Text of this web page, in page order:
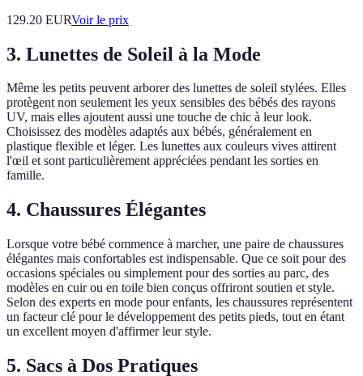
129.20 EURVoir le prix
3. Lunettes de Soleil à la Mode
Même les petits peuvent arborer des lunettes de soleil stylées. Elles
protègent non seulement les yeux sensibles des bébés des rayons
UV, mais elles ajoutent aussi une touche de chic à leur look.
Choisissez des modèles adaptés aux bébés, généralement en
plastique flexible et léger. Les lunettes aux couleurs vives attirent
l'œil et sont particulièrement appréciées pendant les sorties en
famille.
4. Chaussures Élégantes
Lorsque votre bébé commence à marcher, une paire de chaussures
élégantes mais confortables est indispensable. Que ce soit pour des
occasions spéciales ou simplement pour des sorties au parc, des
modèles en cuir ou en toile bien conçus offriront soutien et style.
Selon des experts en mode pour enfants, les chaussures représentent
un facteur clé pour le développement des petits pieds, tout en étant
un excellent moyen d'affirmer leur style.
5. Sacs à Dos Pratiques